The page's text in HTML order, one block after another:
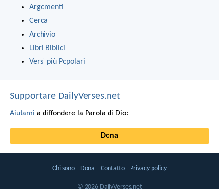
Argomenti
Cerca
Archivio
Libri Biblici
Versi più Popolari
Supportare DailyVerses.net
Aiutami a diffondere la Parola di Dio:
Dona
Chi sono Dona Contatto Privacy policy
© 2026 DailyVerses.net